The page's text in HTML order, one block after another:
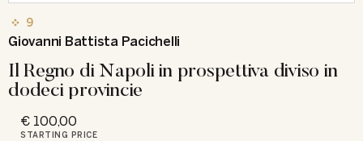
9
Giovanni Battista Pacichelli
Il Regno di Napoli in prospettiva diviso in
dodeci provincie
€ 100,00
STARTING PRICE